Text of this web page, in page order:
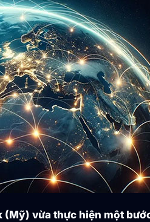
(Mỹ) vừa thực hiện một